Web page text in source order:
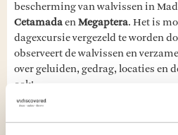
bescherming van walvissen in
CetamadaenMegaptera. Het is
dagexcursie vergezeld te worden
observeert de walvissen en
over geluiden, gedrag, locaties en
ook!
"Oog in oog met